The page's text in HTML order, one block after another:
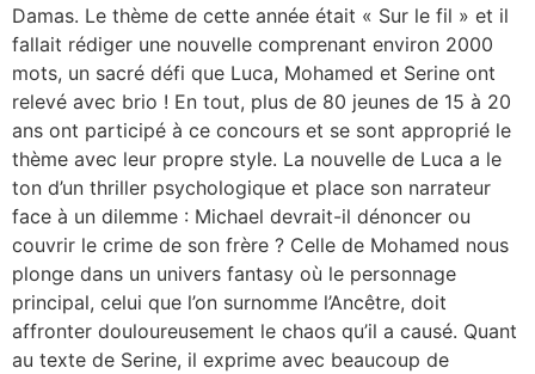
Damas. Le thème de cette année était « Sur le fil » et il
fallait rédiger une nouvelle comprenant environ 2000
mots, un sacré défi que Luca, Mohamed et Serine ont
relevé avec brio ! En tout, plus de 80 jeunes de 15 à 20
ans ont participé à ce concours et se sont approprié le
thème avec leur propre style. La nouvelle de Luca a le
ton d’un thriller psychologique et place son narrateur
face à un dilemme : Michael devrait-il dénoncer ou
couvrir le crime de son frère ? Celle de Mohamed nous
plonge dans un univers fantasy où le personnage
principal, celui que l’on surnomme l’Ancêtre, doit
affronter douloureusement le chaos qu’il a causé. Quant
au texte de Serine, il exprime avec beaucoup de